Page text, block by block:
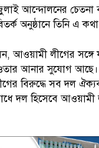
আন্দোলনের চেতনা
অনুষ্ঠানে তিনি এ
আওয়ামী লীগের সঙ্গে
আনার সুযোগ আছে।
বিরুদ্ধে সব দল
দল হিসেবে আওয়ামী